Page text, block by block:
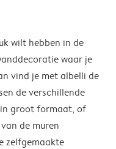
wilt hebben in de
waar je
vind je met albelli de
de verschillende
groot formaat, of
de muren
zelfgemaakte